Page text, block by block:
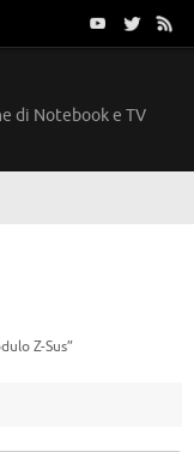
di Notebook e TV
Z-Sus”